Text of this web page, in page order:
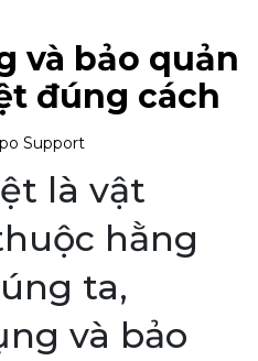
và bảo quản
đúng cách
Support
là vật
hằng
ta,
và bảo